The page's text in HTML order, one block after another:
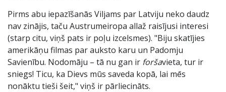
Pirms abu iepazīšanās Viljams par Latviju neko daudz
nav zinājis, taču Austrumeiropa allaž raisījusi interesi
(starp citu, viņš pats ir poļu izcelsmes). "Biju skatījies
amerikāņu filmas par auksto karu un Padomju
Savienību. Nodomāju – tā nu gan ir foršavieta, tur ir
sniegs! Ticu, ka Dievs mūs saveda kopā, lai mēs
nonāktu tieši šeit," viņš ir pārliecināts.